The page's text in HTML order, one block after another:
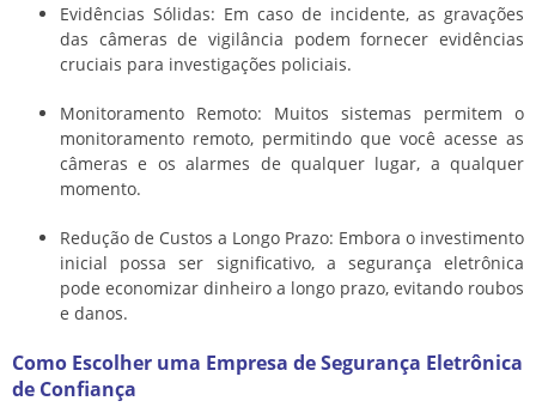
Evidências Sólidas: Em caso de incidente, as gravações
das câmeras de vigilância podem fornecer evidências
cruciais para investigações policiais.
Monitoramento Remoto: Muitos sistemas permitem o
monitoramento remoto, permitindo que você acesse as
câmeras e os alarmes de qualquer lugar, a qualquer
momento.
Redução de Custos a Longo Prazo: Embora o investimento
inicial possa ser significativo, a segurança eletrônica
pode economizar dinheiro a longo prazo, evitando roubos
e danos.
Como Escolher uma Empresa de Segurança Eletrônica
de Confiança